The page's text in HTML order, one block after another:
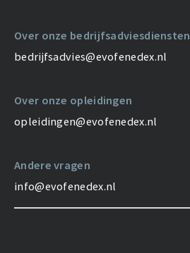
Over onze bedrijfsadviesdiensten
bedrijfsadvies@evofenedex.nl
Over onze opleidingen
opleidingen@evofenedex.nl
Andere vragen
info@evofenedex.nl